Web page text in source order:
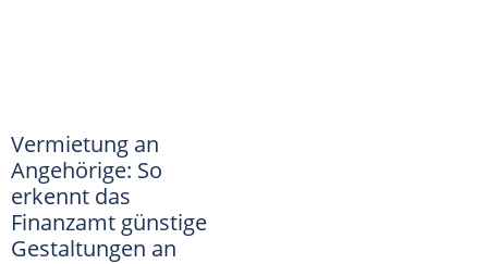
Vermietung an
Angehörige: So
erkennt das
Finanzamt günstige
Gestaltungen an